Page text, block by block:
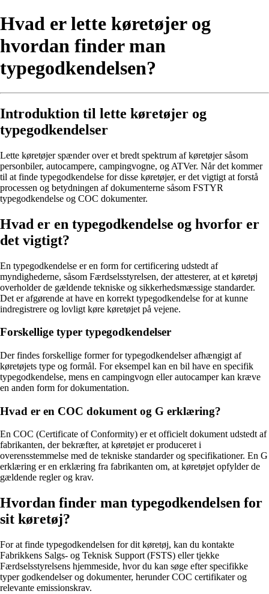
Hvad er lette køretøjer og
hvordan finder man
typegodkendelsen?
Introduktion til lette køretøjer og
typegodkendelser
Lette køretøjer spænder over et bredt spektrum af køretøjer såsom
personbiler, autocampere, campingvogne, og ATVer. Når det kommer
til at finde typegodkendelse for disse køretøjer, er det vigtigt at forstå
processen og betydningen af dokumenterne såsom FSTYR
typegodkendelse og COC dokumenter.
Hvad er en typegodkendelse og hvorfor er
det vigtigt?
En typegodkendelse er en form for certificering udstedt af
myndighederne, såsom Færdselsstyrelsen, der attesterer, at et køretøj
overholder de gældende tekniske og sikkerhedsmæssige standarder.
Det er afgørende at have en korrekt typegodkendelse for at kunne
indregistrere og lovligt køre køretøjet på vejene.
Forskellige typer typegodkendelser
Der findes forskellige former for typegodkendelser afhængigt af
køretøjets type og formål. For eksempel kan en bil have en specifik
typegodkendelse, mens en campingvogn eller autocamper kan kræve
en anden form for dokumentation.
Hvad er en COC dokument og G erklæring?
En COC (Certificate of Conformity) er et officielt dokument udstedt af
fabrikanten, der bekræfter, at køretøjet er produceret i
overensstemmelse med de tekniske standarder og specifikationer. En G
erklæring er en erklæring fra fabrikanten om, at køretøjet opfylder de
gældende regler og krav.
Hvordan finder man typegodkendelsen for
sit køretøj?
For at finde typegodkendelsen for dit køretøj, kan du kontakte
Fabrikkens Salgs- og Teknisk Support (FSTS) eller tjekke
Færdselsstyrelsens hjemmeside, hvor du kan søge efter specifikke
typer godkendelser og dokumenter, herunder COC certifikater og
relevante emissionskrav.